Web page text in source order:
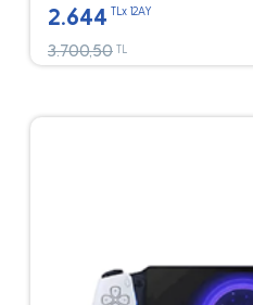
2.644 TLx 12AY
3.700,50 TL